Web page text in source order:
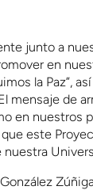
junto a
en
la Paz”,
mensaje de
en nuestros
este